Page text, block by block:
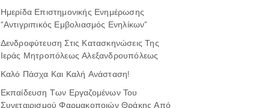
Ημερίδα Επιστημονικής Ενημέρωσης
“Αντιγριπικός Εμβολιασμός Ενηλίκων”
Δενδροφύτευση Στις Κατασκηνώσεις Της
Ιεράς Μητροπόλεως Αλεξανδρουπόλεως
Καλό Πάσχα Και Καλή Ανάσταση!
Εκπαίδευση Των Εργαζομένων Του
Συνεταιρισμού Φαρμακοποιών Θράκης Από